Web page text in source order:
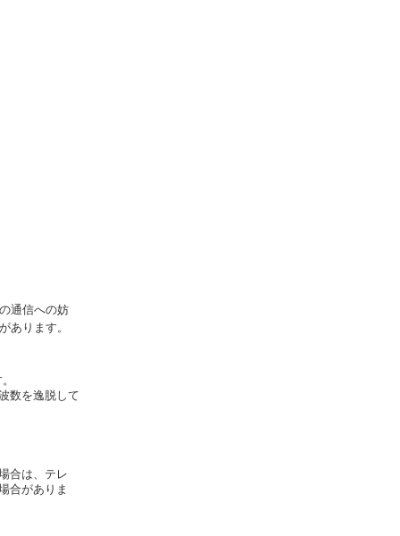
通信への妨
あります。
数を逸脱して
合は、テレ
合がありま